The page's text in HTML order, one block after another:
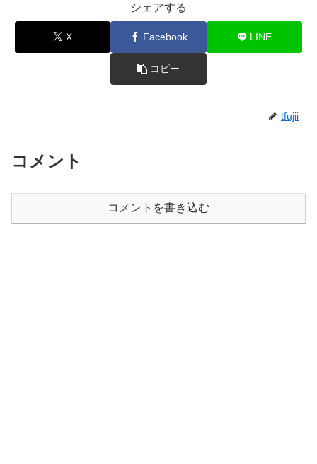
シェアする
X Facebook LINE
コピー
tfujii
コメント
コメントを書き込む